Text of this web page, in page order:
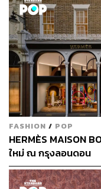
ภาพ:GUERLAIN
TAGS: ศิลปินป๊อปอาร์ต
FASHION / POP
HERMÈS MAISON
ใหม่ ณ กรุงลอนดอน